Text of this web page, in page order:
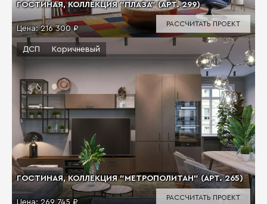
ГОСТИНАЯ, КОЛЛЕКЦИЯ "ПЛАЗА" (АРТ. 299)
Цена:216 300 ₽
РАССЧИТАТЬ ПРОЕКТ
ГОСТИНАЯ, КОЛЛЕКЦИЯ "МЕТРОПОЛИТАН" (АРТ. 265)
Цена: 269 745 ₽
ДСП Коричневый
РАССЧИТАТЬ ПРОЕКТ